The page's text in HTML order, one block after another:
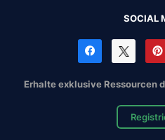
SOCIAL
Erhalte exklusive Ressourcen